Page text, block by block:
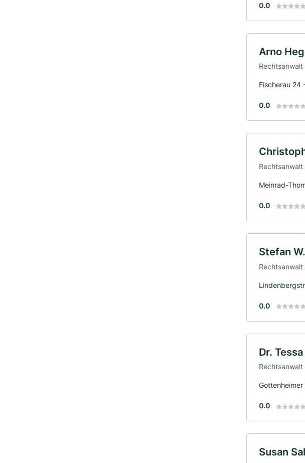
0.0
Arno
Rechtsanwalt
Fischerau 24
0.0
Rechtsanwalt
Meinrad-
0.0
Stefan
Rechtsanwalt
0.0
Dr.
Rechtsanwalt
0.0
Susan